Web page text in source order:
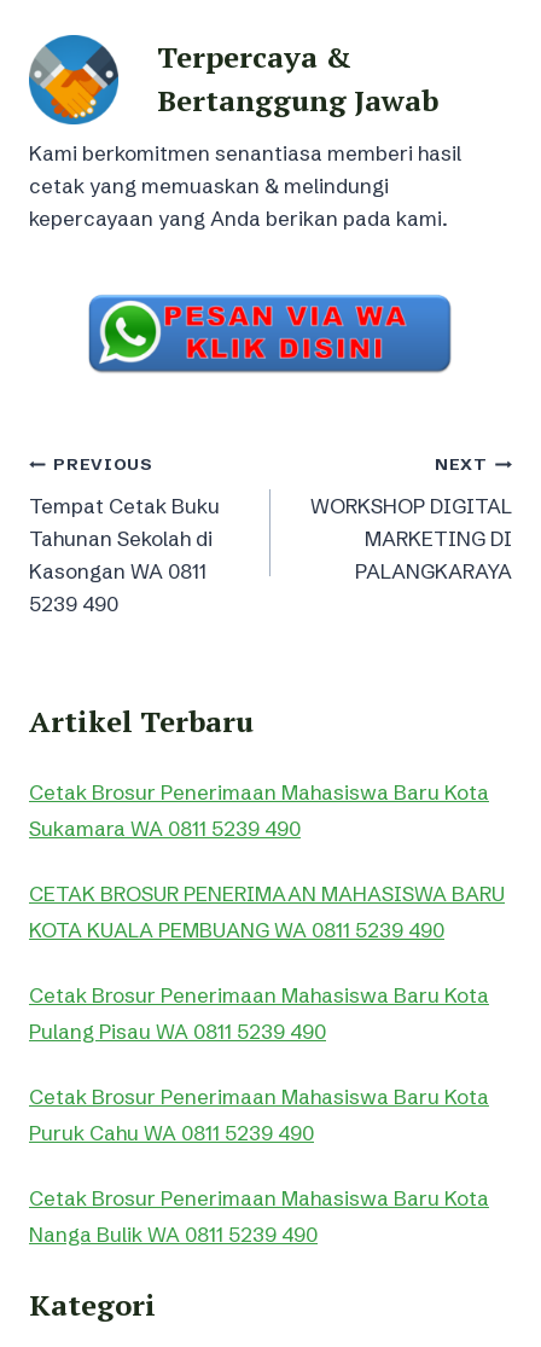
Terpercaya &
Bertanggung Jawab
Kami berkomitmen senantiasa memberi hasil
cetak yang memuaskan & melindungi
kepercayaan yang Anda berikan pada kami.
Post
navigation
PREVIOUS
Tempat Cetak Buku
Tahunan Sekolah di
Kasongan WA 0811
5239 490
NEXT
WORKSHOP DIGITAL
MARKETING DI
PALANGKARAYA
Artikel Terbaru
Cetak Brosur Penerimaan Mahasiswa Baru Kota
Sukamara WA 0811 5239 490
CETAK BROSUR PENERIMAAN MAHASISWA BARU
KOTA KUALA PEMBUANG WA 0811 5239 490
Cetak Brosur Penerimaan Mahasiswa Baru Kota
Pulang Pisau WA 0811 5239 490
Cetak Brosur Penerimaan Mahasiswa Baru Kota
Puruk Cahu WA 0811 5239 490
Cetak Brosur Penerimaan Mahasiswa Baru Kota
Nanga Bulik WA 0811 5239 490
Kategori